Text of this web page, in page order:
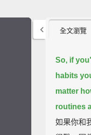
全文瀏覽
So, if
habits
matter
routines
如果你和